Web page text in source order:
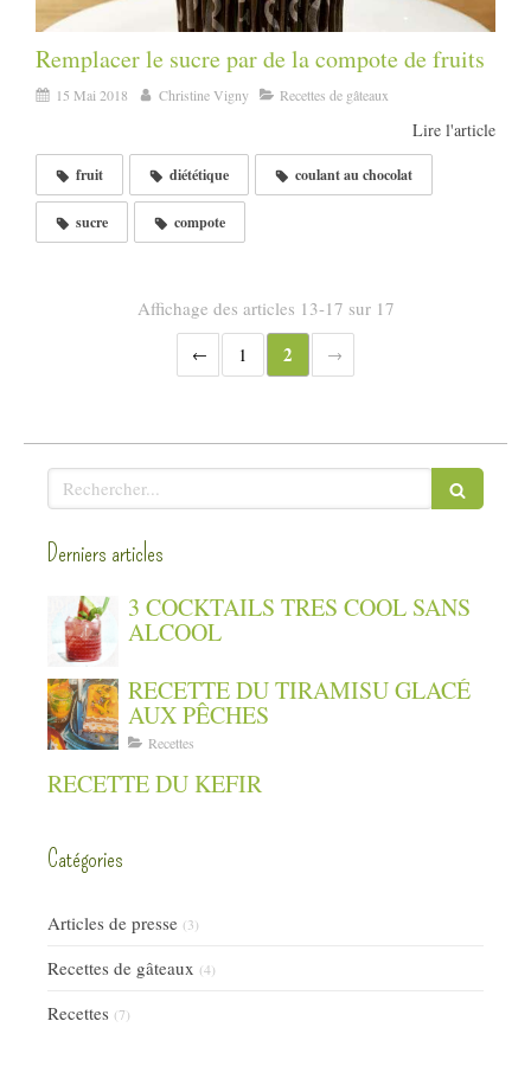
Remplacer le sucre par de la compote de fruits
15 Mai 2018 Christine Vigny Recettes de gâteaux
Lire l'article
fruit diététique coulant au chocolat
sucre compote
Affichage des articles 13-17 sur 17
1
2
Rechercher
Derniers articles
3 COCKTAILS TRES COOL SANS
ALCOOL
RECETTE DU TIRAMISU GLACÉ
AUX PÊCHES
Recettes
RECETTE DU KEFIR
Catégories
Articles de presse (3)
Recettes de gâteaux (4)
Recettes (7)